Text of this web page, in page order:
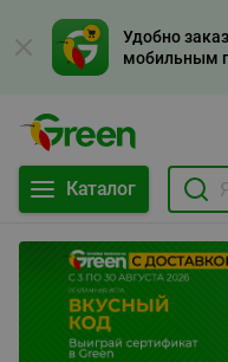
Удобно
мобильным
Каталог